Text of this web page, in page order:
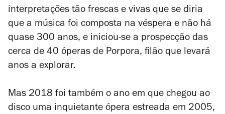
interpretações tão frescas e vivas que se diria
que a música foi composta na véspera e não há
quase 300 anos, e iniciou-se a prospecção das
cerca de 40 óperas de Porpora, filão que levará
anos a explorar.
Mas 2018 foi também o ano em que chegou ao
disco uma inquietante ópera estreada em 2005,